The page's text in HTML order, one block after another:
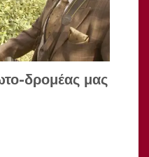
δρομέας μας